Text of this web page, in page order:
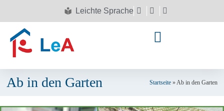
Leichte Sprache
Ab in den Garten Startseite »Ab in den Garten